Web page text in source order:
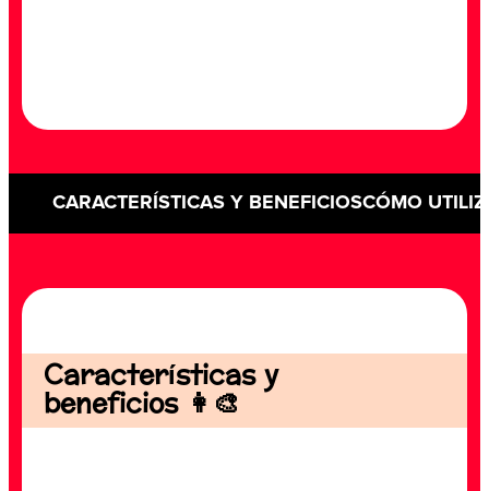
CARACTERÍSTICAS Y BENEFICIOSCÓMO
Características y
beneficios 👩‍🎨